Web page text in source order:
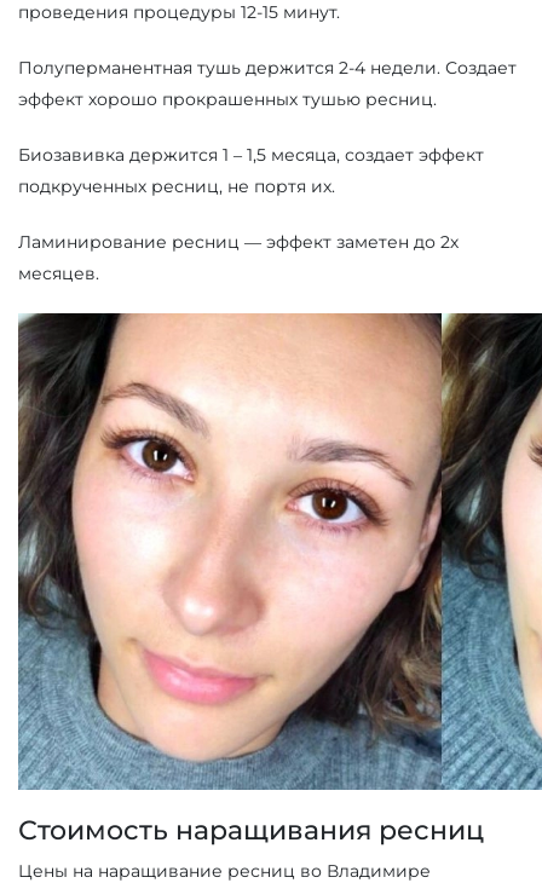
проведения процедуры 12-15 минут.
Полуперманентная тушь держится 2-4 недели. Создает
эффект хорошо прокрашенных тушью ресниц.
Биозавивка держится 1 – 1,5 месяца, создает эффект
подкрученных ресниц, не портя их.
Ламинирование ресниц — эффект заметен до 2х
месяцев.
Стоимость наращивания ресниц
Цены на наращивание ресниц во Владимире